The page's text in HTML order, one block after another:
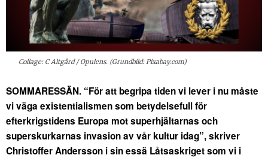
Collage: C Altgård / Opulens. (Grundbild: Pixabay.com)
SOMMARESSÄN. “För att begripa tiden vi lever i nu måste
vi väga existentialismen som betydelsefull för
efterkrigstidens Europa mot superhjältarnas och
superskurkarnas invasion av vår kultur idag”, skriver
Christoffer Andersson i sin essä Låtsaskriget som vi i